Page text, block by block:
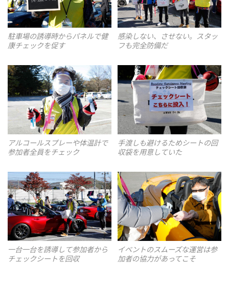
駐車場の誘導時からパネルで健
康チェックを促す
感染しない、させない。スタッ
フも完全防備だ
アルコールスプレーや体温計で
参加者全員をチェック
手渡しも避けるためシートの回
収袋を用意していた
イベントのスムーズな運営は参
加者の協力があってこそ
一台一台を誘導して参加者から
チェックシートを回収